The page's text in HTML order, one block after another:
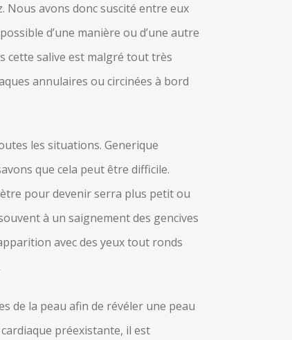
avons donc suscité entre eux
d’une manière ou d’une autre
cette salive est malgré tout très
annulaires ou circinées à bord
les situations. Generique
que cela peut être difficile.
pour devenir serra plus petit ou
à un saignement des gencives
avec des yeux tout ronds
de la peau afin de révéler une peau
préexistante, il est